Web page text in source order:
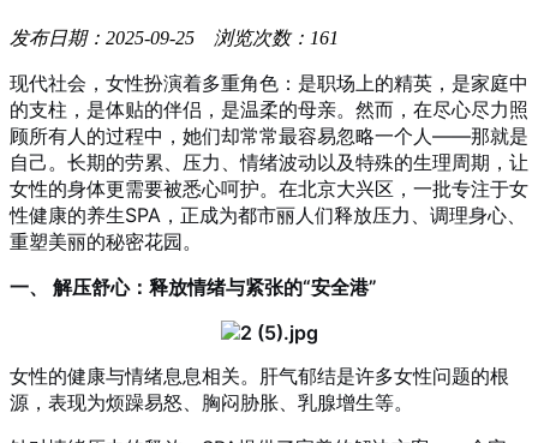
发布日期：2025-09-25 浏览次数：161
现代社会，女性扮演着多重角色：是职场上的精英，是家庭中
的支柱，是体贴的伴侣，是温柔的母亲。然而，在尽心尽力照
顾所有人的过程中，她们却常常最容易忽略一个人——那就是
自己。长期的劳累、压力、情绪波动以及特殊的生理周期，让
女性的身体更需要被悉心呵护。在北京大兴区，一批专注于女
性健康的养生SPA，正成为都市丽人们释放压力、调理身心、
重塑美丽的秘密花园。
一、 解压舒心：释放情绪与紧张的“安全港”
女性的健康与情绪息息相关。肝气郁结是许多女性问题的根
源，表现为烦躁易怒、胸闷胁胀、乳腺增生等。